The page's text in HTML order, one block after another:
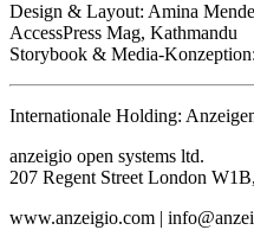
Design & Layout: Amina
AccessPress Mag, Kathmandu
Storybook & Media-
Internationale Holding:
anzeigio open systems ltd.
207 Regent Street London
www.anzeigio.com |